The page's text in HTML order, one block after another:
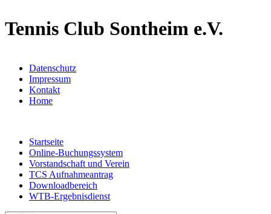
Tennis Club Sontheim e.V.
Datenschutz
Impressum
Kontakt
Home
Startseite
Online-Buchungssystem
Vorstandschaft und Verein
TCS Aufnahmeantrag
Downloadbereich
WTB-Ergebnisdienst